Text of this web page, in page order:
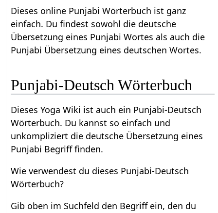
Dieses online Punjabi Wörterbuch ist ganz
einfach. Du findest sowohl die deutsche
Übersetzung eines Punjabi Wortes als auch die
Punjabi Übersetzung eines deutschen Wortes.
Punjabi-Deutsch Wörterbuch
Dieses Yoga Wiki ist auch ein Punjabi-Deutsch
Wörterbuch. Du kannst so einfach und
unkompliziert die deutsche Übersetzung eines
Punjabi Begriff finden.
Wie verwendest du dieses Punjabi-Deutsch
Wörterbuch?
Gib oben im Suchfeld den Begriff ein, den du